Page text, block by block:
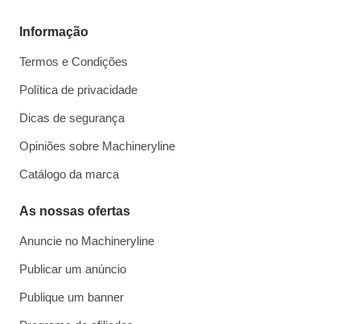
Informação
Termos e Condições
Política de privacidade
Dicas de segurança
Opiniões sobre Machineryline
Catálogo da marca
As nossas ofertas
Anuncie no Machineryline
Publicar um anúncio
Publique um banner